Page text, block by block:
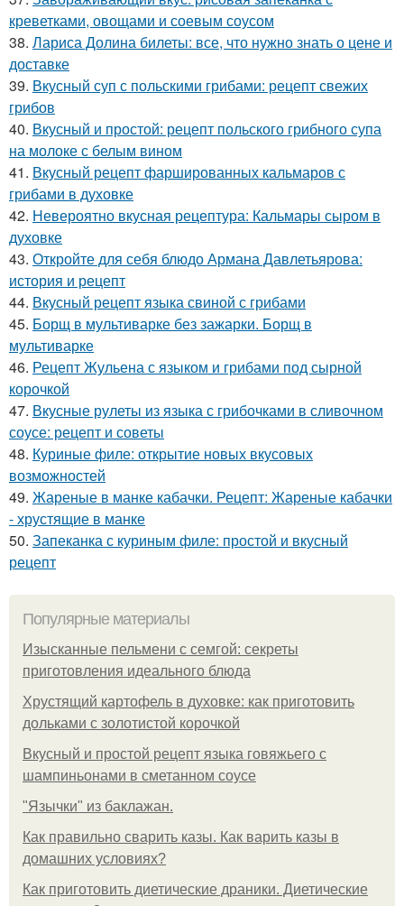
креветками, овощами и соевым соусом
38. Лариса Долина билеты: все, что нужно знать о цене и
доставке
39. Вкусный суп с польскими грибами: рецепт свежих
грибов
40. Вкусный и простой: рецепт польского грибного супа
на молоке с белым вином
41. Вкусный рецепт фаршированных кальмаров с
грибами в духовке
42. Невероятно вкусная рецептура: Кальмары сыром в
духовке
43. Откройте для себя блюдо Армана Давлетьярова:
история и рецепт
44. Вкусный рецепт языка свиной с грибами
45. Борщ в мультиварке без зажарки. Борщ в
мультиварке
46. Рецепт Жульена с языком и грибами под сырной
корочкой
47. Вкусные рулеты из языка с грибочками в сливочном
соусе: рецепт и советы
48. Куриные филе: открытие новых вкусовых
возможностей
49. Жареные в манке кабачки. Рецепт: Жареные кабачки
- хрустящие в манке
50. Запеканка с куриным филе: простой и вкусный
рецепт
Популярные материалы
Изысканные пельмени с семгой: секреты
приготовления идеального блюда
Хрустящий картофель в духовке: как приготовить
дольками с золотистой корочкой
Вкусный и простой рецепт языка говяжьего с
шампиньонами в сметанном соусе
"Язычки" из баклажан.
Как правильно сварить казы. Как варить казы в
домашних условиях?
Как приготовить диетические драники. Диетические